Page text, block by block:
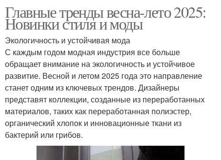
Главные тренды весна-лето 2025:
Новинки стиля и моды
Экологичность и устойчивая мода
С каждым годом модная индустрия все больше
обращает внимание на экологичность и устойчивое
развитие. Весной и летом 2025 года это направление
станет одним из ключевых трендов. Дизайнеры
представят коллекции, созданные из переработанных
материалов, таких как переработанная полиэстер,
органический хлопок и инновационные ткани из
бактерий или грибов.